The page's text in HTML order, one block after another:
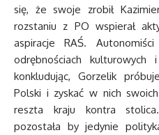
się, że swoje zrobił
rozstaniu z PO wspierał
aspiracje RAŚ.
odrębnościach kulturowych
konkludując, Gorzelik
Polski i zyskać w nich
reszta kraju kontra
pozostała by jedynie